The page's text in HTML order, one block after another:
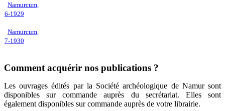
Namurcum,
6-1929
Namurcum,
7-1930
Comment acquérir nos publications ?
Les ouvrages édités par la Société archéologique de Namur sont
disponibles sur commande auprès du secrétariat. Elles sont
également disponibles sur commande auprès de votre librairie.